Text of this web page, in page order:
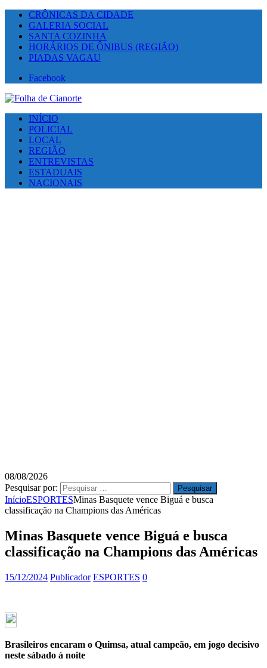
CRÔNICAS DA CIDADE
GALERIA SOCIAL
SANTA COZINHA
HORÁRIOS DE ÔNIBUS (REGIÃO)
PIADAS VAGAU
Facebook
INÍCIO
POLICIAL
LOCAL
REGIÃO
ENTREVISTAS
ESTADUAIS
NACIONAIS
08/08/2026
Pesquisar por:
InícioESPORTESMinas Basquete vence Biguá e busca
classificação na Champions das Américas
Minas Basquete vence Biguá e busca
classificação na Champions das Américas
15/12/2024 Publicador ESPORTES 0
Brasileiros encaram o Quimsa, atual campeão, em jogo decisivo
neste sábado à noite